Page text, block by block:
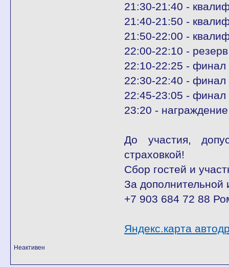
21:30-21:40 -
21:40-21:50 -
21:50-22:00 -
22:00-22:10 - резерв
22:10-22:25 - финал
22:30-22:40 -
22:45-23:05 -
23:20 - награждение
До участия,
страховкой!
Сбор гостей и
За
+7 903 684 72 88
Яндекс.карта
Неактивен